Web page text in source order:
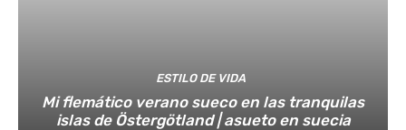
ESTILO DE VIDA
Mi flemático verano sueco en las tranquilas
islas de Östergötland | asueto en suecia